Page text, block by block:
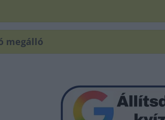
megálló